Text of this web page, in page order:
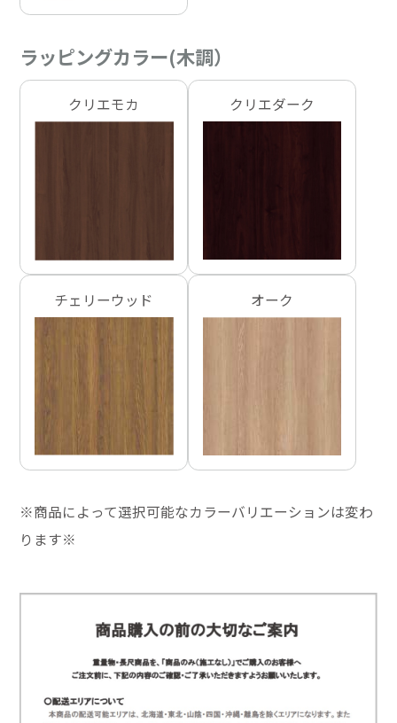
ラッピングカラー(木調）
クリエモカ クリエダーク
チェリーウッド オーク
※商品によって選択可能なカラーバリエーションは変わ
ります※